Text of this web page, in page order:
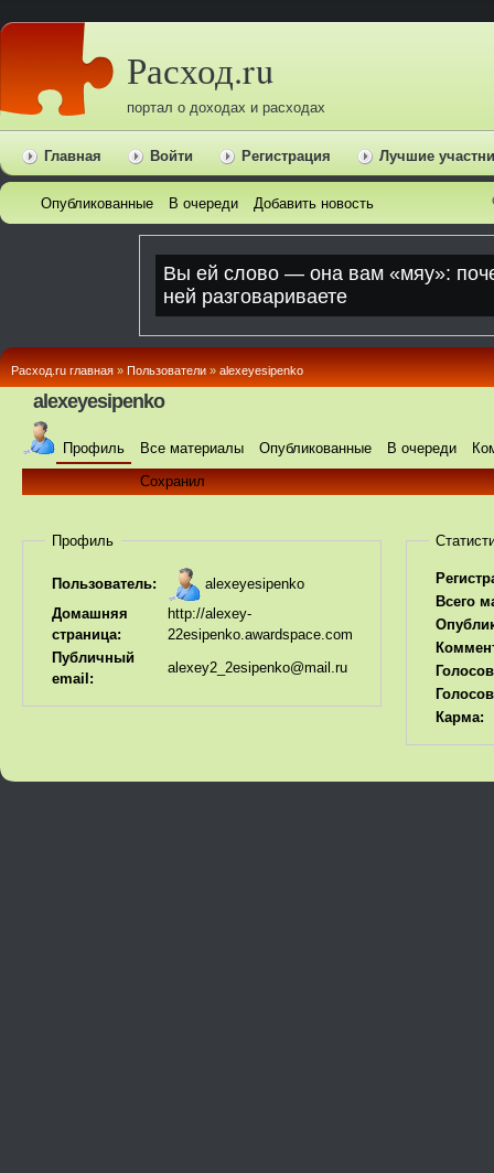
Расход.ru
портал о доходах и расходах
Главная Войти Регистрация Лучшие
Опубликованные В очереди Добавить новость
Расход.ru главная » Пользователи » alexeyesipenko
alexeyesipenko
Профиль Все материалы Опубликованные В очереди
Сохранил
Профиль
Пользователь:
alexeyesipenko
Домашняя
страница:
http://alexey-
22esipenko.awardspace.com
Публичный
email:
alexey2_2esipenko@mail.ru
Всего
Карма: